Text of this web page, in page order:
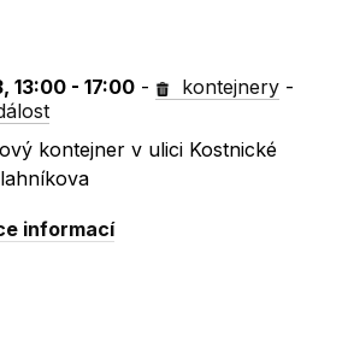
13:00 - 17:00 - kontejnery -
kontejner v ulici Kostnické
informací